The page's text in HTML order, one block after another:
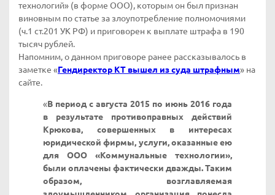
технологий» (в форме ООО), которым он был признан
виновным по статье за злоупотребление полномочиями
(ч.1 ст.201 УК РФ) и приговорен к выплате штрафа в 190
тысяч рублей.
Напомним, о данном приговоре ранее рассказывалось в
заметке «Гендиректор КТ вышел из суда штрафным» на
сайте.
«В период с августа 2015 по июнь 2016 года
в результате противоправных действий
Крюкова, совершенных в интересах
юридической фирмы, услуги, оказанные ею
для ООО «Коммунальные технологии»,
были оплачены фактически дважды. Таким
образом, возглавляемая